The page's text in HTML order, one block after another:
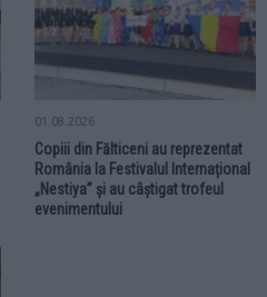
01.08.2026
Copiii din Fălticeni au reprezentat
România la Festivalul Internațional
„Nestiya” și au câștigat trofeul
evenimentului